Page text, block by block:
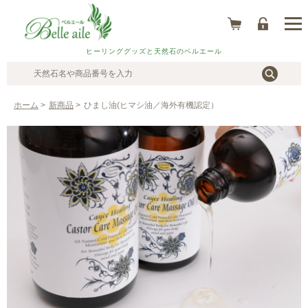
ヒーリンググッズと天然石のベルエール
ホーム > 新商品 > ひまし油(ヒマシ油／海外有機認定）